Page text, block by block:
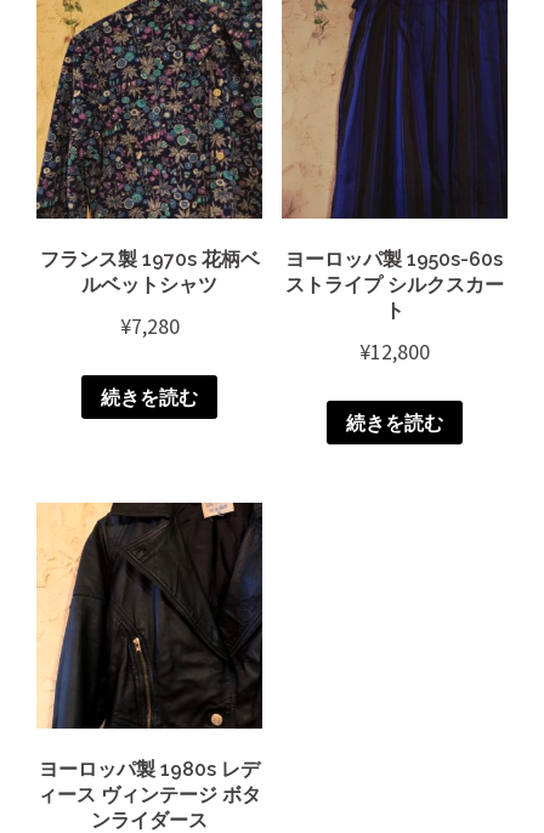
フランス製 1970s 花柄ベ
ルベットシャツ
¥7,280
続きを読む
ヨーロッパ製 1950s-60s
ストライプ シルクスカー
ト
¥12,800
続きを読む
ヨーロッパ製 1980s レデ
ィース ヴィンテージ ボタ
ンライダース